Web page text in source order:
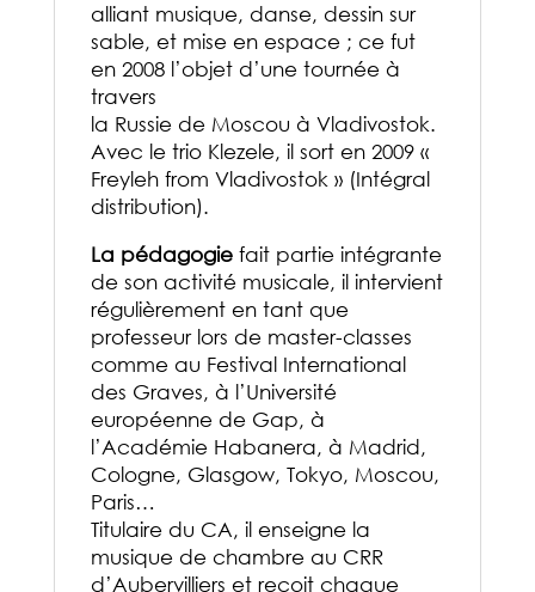
alliant musique, danse, dessin sur
sable, et mise en espace ; ce fut
en 2008 l’objet d’une tournée à
travers
la Russie de Moscou à Vladivostok.
Avec le trio Klezele, il sort en 2009 «
Freyleh from Vladivostok » (Intégral
distribution).
La pédagogiefait partie intégrante
de son activité musicale, il intervient
régulièrement en tant que
professeur lors de master-classes
comme au Festival International
des Graves, à l’Université
européenne de Gap, à
l’Académie Habanera, à Madrid,
Cologne, Glasgow, Tokyo, Moscou,
Paris…
Titulaire du CA, il enseigne la
musique de chambre au CRR
d’Aubervilliers et reçoit chaque